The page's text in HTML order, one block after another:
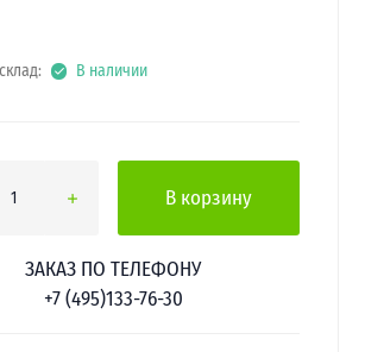
В наличии
В корзину
ЗАКАЗ ПО ТЕЛЕФОНУ
+7 (495)133-76-30